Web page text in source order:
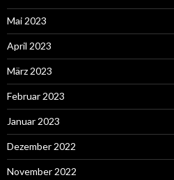
Mai 2023
April 2023
März 2023
Februar 2023
Januar 2023
Dezember 2022
November 2022